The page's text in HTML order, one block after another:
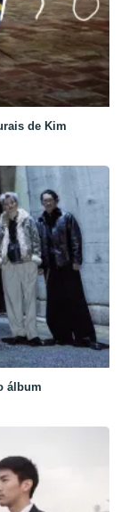
de Kim
álbum